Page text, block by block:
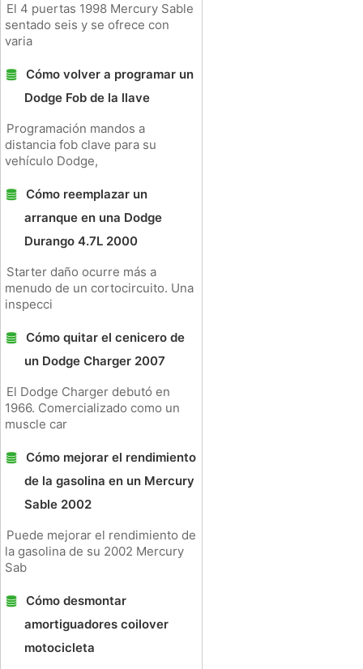
El 4 puertas 1998 Mercury Sable
sentado seis y se ofrece con
varia
Cómo volver a programar un
Dodge Fob de la llave
Programación mandos a
distancia fob clave para su
vehículo Dodge,
Cómo reemplazar un
arranque en una Dodge
Durango 4.7L 2000
Starter daño ocurre más a
menudo de un cortocircuito. Una
inspecci
Cómo quitar el cenicero de
un Dodge Charger 2007
El Dodge Charger debutó en
1966. Comercializado como un
muscle car
Cómo mejorar el rendimiento
de la gasolina en un Mercury
Sable 2002
Puede mejorar el rendimiento de
la gasolina de su 2002 Mercury
Sab
Cómo desmontar
amortiguadores coilover
motocicleta